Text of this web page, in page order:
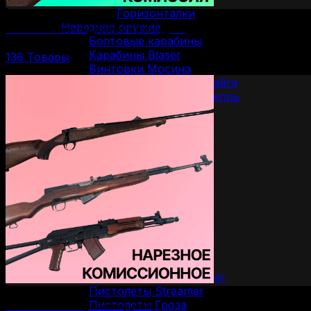
Горизонталки
Нарезное оружие
Болтовые карабины
Карабины Blaser
Винтовки Мосина
Нарезные карабины Сайга
Нарезные карабины Вепрь
Карабины 223 Rem
Карабины 30-06 SPR
Карабины 308 WIN
Карабины 7.62/39
Карабины 7.62/54R
Карабины 9.3/62
ОООП и газовое оружие
Пистолеты 10/28
Пистолеты 45 Rubber
Пистолеты 9 Р.А.
Пистолеты Grand Power
Пистолеты Streamer
Пистолеты Гроза
Комиссионное гладкоствольное оружие
136 Товары
Комиссионное нарезное оружие